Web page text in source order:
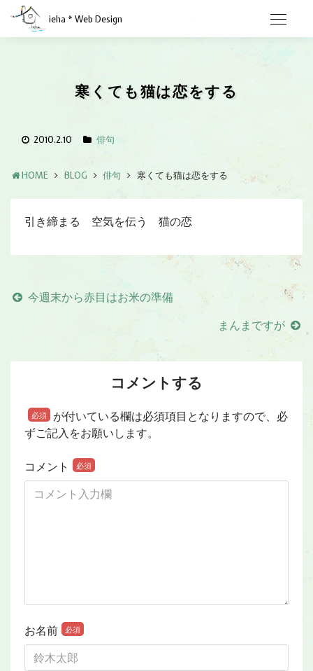
ieha * Web Design
寒くても猫は恋をする
2010.2.10 俳句
HOME BLOG 俳句 寒くても猫は恋をする
引き締まる 空気を伝う 猫の恋
今週末から赤目はお米の準備
まんまですが
コメントする
必須
が付いている欄は必須項目となりますので、必
ずご記入をお願いします。
コメント 必須
お名前 必須